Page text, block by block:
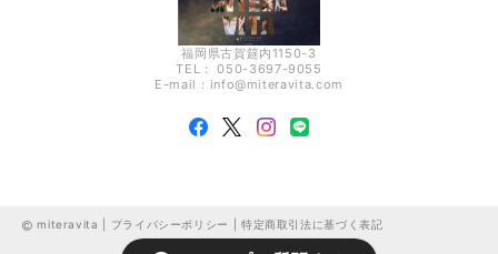
福岡県古賀筵内1150-3
TEL： 050-3697-9055
E-mail： info@miteravita.com
miteravita | プライバシーポリシー 特定商取引法に基づく表記